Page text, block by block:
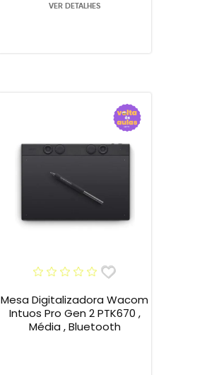
VER DETALHES
Mesa Digitalizadora Wacom
Intuos Pro Gen 2 PTK670 ,
Média , Bluetooth